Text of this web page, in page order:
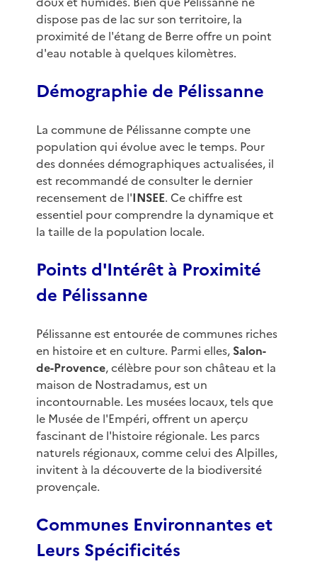
dispose pas de lac sur son territoire, la
proximité de l'étang de Berre offre un point
d'eau notable à quelques kilomètres.
Démographie de Pélissanne
La commune de Pélissanne compte une
population qui évolue avec le temps. Pour
des données démographiques actualisées, il
est recommandé de consulter le dernier
recensement de l'INSEE. Ce chiffre est
essentiel pour comprendre la dynamique et
la taille de la population locale.
Points d'Intérêt à Proximité
de Pélissanne
Pélissanne est entourée de communes riches
en histoire et en culture. Parmi elles, Salon-
de-Provence, célèbre pour son château et la
maison de Nostradamus, est un
incontournable. Les musées locaux, tels que
le Musée de l'Empéri, offrent un aperçu
fascinant de l'histoire régionale. Les parcs
naturels régionaux, comme celui des Alpilles,
invitent à la découverte de la biodiversité
provençale.
Communes Environnantes et
Leurs Spécificités